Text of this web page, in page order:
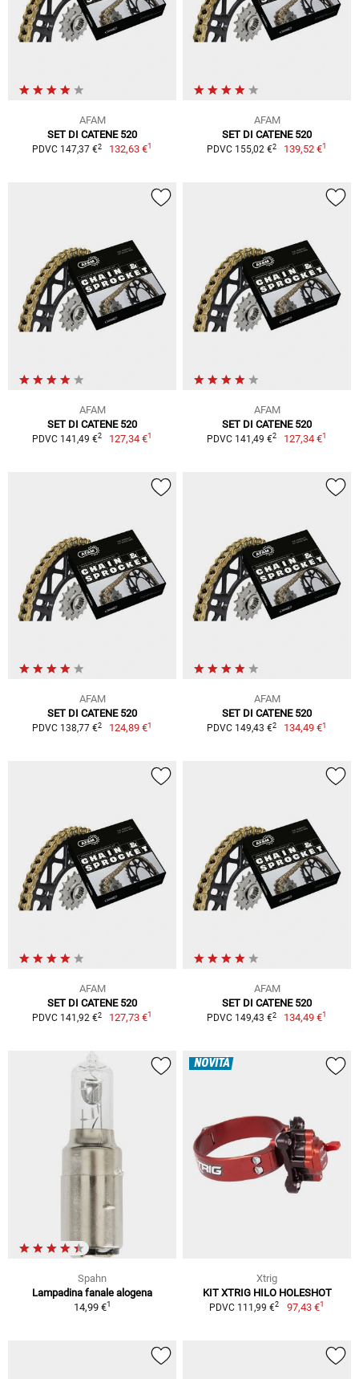
AFAM
SET DI CATENE 520
PDVC 147,37 €2 132,63 €1
AFAM
SET DI CATENE 520
PDVC 155,02 €2 139,52 €1
AFAM
SET DI CATENE 520
PDVC 141,49 €2 127,34 €1
AFAM
SET DI CATENE 520
PDVC 141,49 €2 127,34 €1
AFAM
SET DI CATENE 520
PDVC 138,77 €2 124,89 €1
AFAM
SET DI CATENE 520
PDVC 149,43 €2 134,49 €1
AFAM
SET DI CATENE 520
PDVC 141,92 €2 127,73 €1
AFAM
SET DI CATENE 520
PDVC 149,43 €2 134,49 €1
Spahn
Lampadina fanale alogena
14,99 €1
NOVITÀ
Xtrig
KIT XTRIG HILO HOLESHOT
PDVC 111,99 €2 97,43 €1